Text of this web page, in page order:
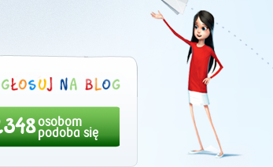
osobom
podoba się